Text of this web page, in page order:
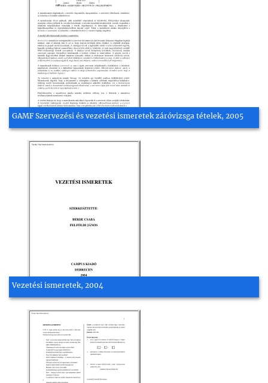
GAMF Szervezési és vezetési ismeretek záróvizsga tételek, 2005
Vezetési ismeretek, 2004